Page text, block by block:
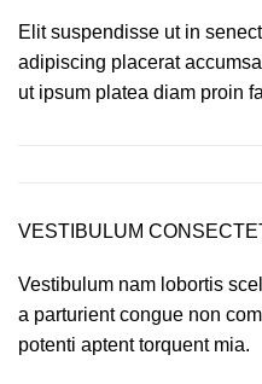
Elit suspendisse ut in
adipiscing placerat
ut ipsum platea diam proin
VESTIBULUM
Vestibulum nam lobortis
a parturient congue non
potenti aptent torquent mia.